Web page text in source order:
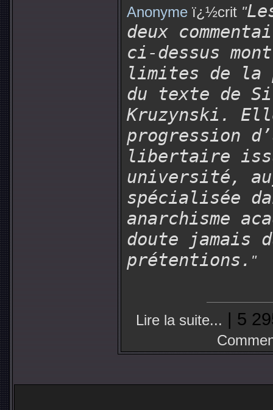
Anonyme ï¿½crit "
deux
ci-dessus
limites de la
du texte de
Kruzynski.
progression
libertaire
université,
spécialisée
anarchisme
doute jamais
prétentions. "
Lire la suite... | 5